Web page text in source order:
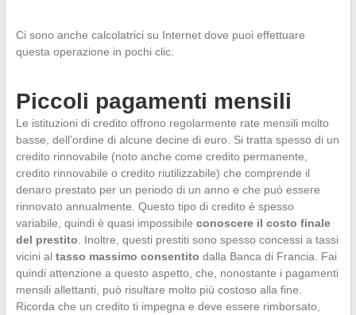
Ci sono anche calcolatrici su Internet dove puoi effettuare
questa operazione in pochi clic.
Piccoli pagamenti mensili
Le istituzioni di credito offrono regolarmente rate mensili molto
basse, dell’ordine di alcune decine di euro. Si tratta spesso di un
credito rinnovabile (noto anche come credito permanente,
credito rinnovabile o credito riutilizzabile) che comprende il
denaro prestato per un periodo di un anno e che può essere
rinnovato annualmente. Questo tipo di credito è spesso
variabile, quindi è quasi impossibile conoscere il costo finale
del prestito . Inoltre, questi prestiti sono spesso concessi a tassi
vicini al tasso massimo consentito dalla Banca di Francia. Fai
quindi attenzione a questo aspetto, che, nonostante i pagamenti
mensili allettanti, può risultare molto più costoso alla fine.
Ricorda che un credito ti impegna e deve essere rimborsato,